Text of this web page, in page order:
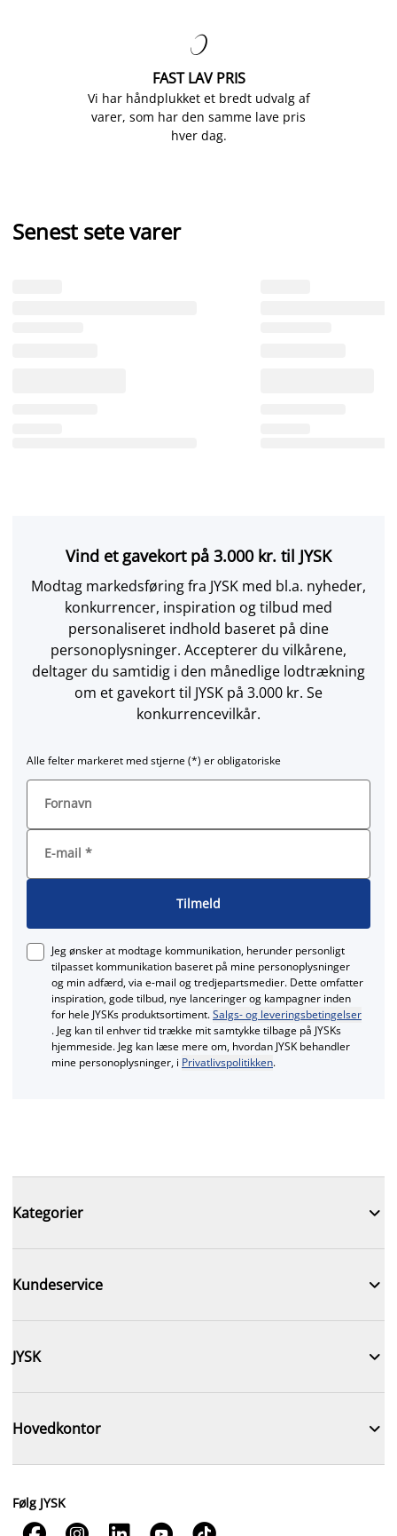

FAST LAV PRIS
Vi har håndplukket et bredt udvalg af
varer, som har den samme lave pris
hver dag.
Senest sete varer
Vind et gavekort på 3.000 kr. til JYSK
Modtag markedsføring fra JYSK med bl.a. nyheder,
konkurrencer, inspiration og tilbud med
personaliseret indhold baseret på dine
personoplysninger. Accepterer du vilkårene,
deltager du samtidig i den månedlige lodtrækning
om et gavekort til JYSK på 3.000 kr. Se
konkurrencevilkår.
Alle felter markeret med stjerne (*) er obligatoriske
Fornavn
E-mail *
Tilmeld
Jeg ønsker at modtage kommunikation, herunder personligt
tilpasset kommunikation baseret på mine personoplysninger
og min adfærd, via e‑mail og tredjepartsmedier. Dette omfatter
inspiration, gode tilbud, nye lanceringer og kampagner inden
for hele JYSKs produktsortiment.Salgs- og leveringsbetingelser
. Jeg kan til enhver tid trække mit samtykke tilbage på JYSKs
hjemmeside. Jeg kan læse mere om, hvordan JYSK behandler
mine personoplysninger, i Privatlivspolitikken.
Kategorier 
Kundeservice 
JYSK 
Hovedkontor 
Følg JYSK